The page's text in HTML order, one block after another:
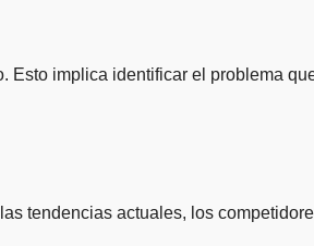
implica identificar el problema
tendencias actuales, los